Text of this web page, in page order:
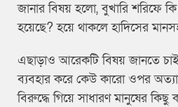
জানার বিষয় হলো, বুখারি শরিফে
হয়েছে? হয়ে থাকলে হাদিসের
এছাড়াও আরেকটি বিষয় জানতে
ব্যবহার করে কেউ কারো ওপর
বিরুদ্ধে গিয়ে সাধারণ মানুষের কিছু